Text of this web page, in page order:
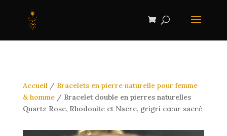
Accueil/ Bracelets en pierre naturelle pour femme
& homme/ Bracelet double en pierres naturelles
Quartz Rose, Rhodonite et Nacre, grigri cœur sacré